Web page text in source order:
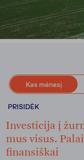
Kas mėnesį
PRISIDĖK
Investicija į
mus visus.
finansiškai